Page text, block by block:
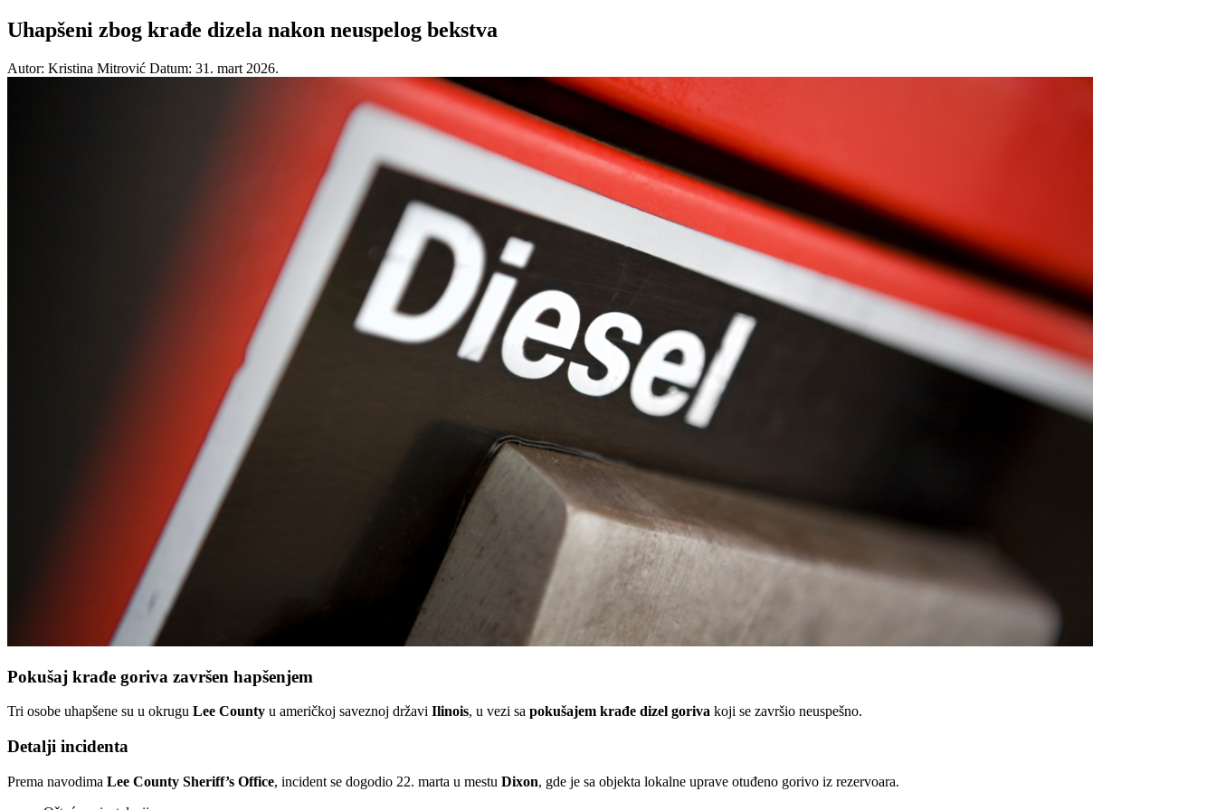
Uhapšeni zbog krađe dizela nakon neuspelog bekstva
Autor: Kristina Mitrović Datum: 31. mart 2026.
Pokušaj krađe goriva završen hapšenjem
Tri osobe uhapšene su u okrugu Lee County u američkoj saveznoj državi Ilinois, u vezi sa pokušajem krađe dizel goriva koji se završio neuspešno.
Detalji incidenta
Prema navodima Lee County Sheriff’s Office, incident se dogodio 22. marta u mestu Dixon, gde je sa objekta lokalne uprave otuđeno gorivo iz rezervoara.